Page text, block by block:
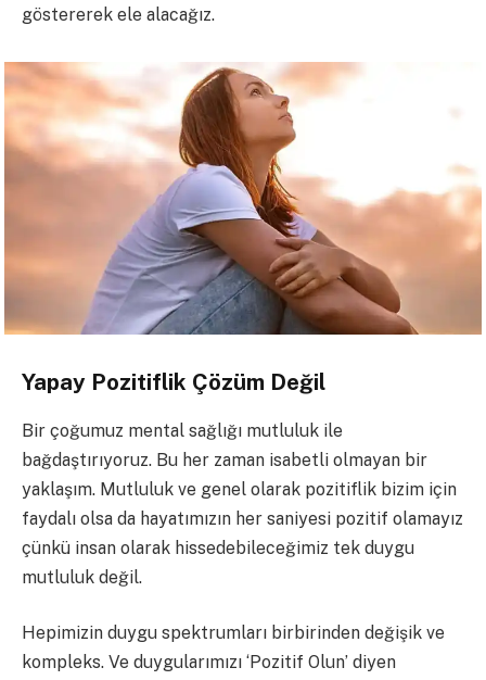
göstererek ele alacağız.
Yapay Pozitiflik Çözüm Değil
Bir çoğumuz mental sağlığı mutluluk ile
bağdaştırıyoruz. Bu her zaman isabetli olmayan bir
yaklaşım. Mutluluk ve genel olarak pozitiflik bizim için
faydalı olsa da hayatımızın her saniyesi pozitif olamayız
çünkü insan olarak hissedebileceğimiz tek duygu
mutluluk değil.
Hepimizin duygu spektrumları birbirinden değişik ve
kompleks. Ve duygularımızı ‘Pozitif Olun’ diyen